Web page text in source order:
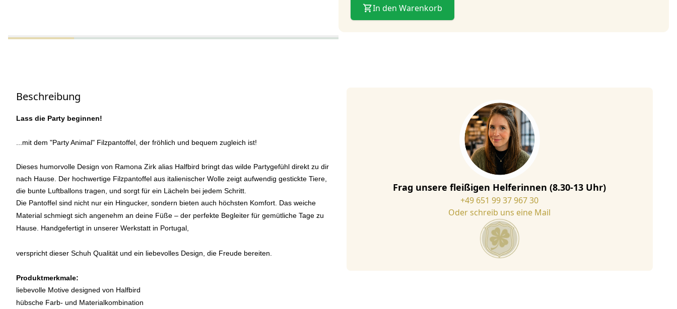
In den Warenkorb
Beschreibung
Lass die Party beginnen!
...mit dem "Party Animal" Filzpantoffel, der fröhlich und bequem zugleich ist!
Dieses humorvolle Design von Ramona Zirk alias Halfbird bringt das wilde Partygefühl direkt zu dir
nach Hause. Der hochwertige Filzpantoffel aus italienischer Wolle zeigt aufwendig gestickte Tiere,
die bunte Luftballons tragen, und sorgt für ein Lächeln bei jedem Schritt.
Die Pantoffel sind nicht nur ein Hingucker, sondern bieten auch höchsten Komfort. Das weiche
Material schmiegt sich angenehm an deine Füße – der perfekte Begleiter für gemütliche Tage zu
Hause. Handgefertigt in unserer Werkstatt in Portugal,
verspricht dieser Schuh Qualität und ein liebevolles Design, die Freude bereiten.
Produktmerkmale:
liebevolle Motive designed von Halfbird
hübsche Farb- und Materialkombination
Frag unsere fleißigen Helferinnen (8.30-13 Uhr)
+49 651 99 37 967 30
Oder schreib uns eine Mail